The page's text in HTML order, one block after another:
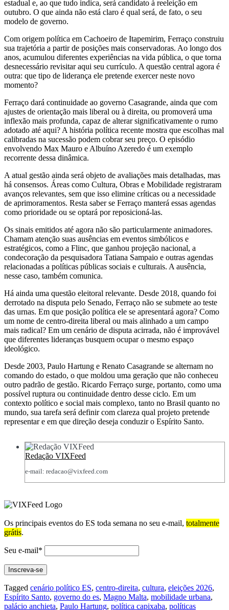
estadual e, ao que tudo indica, será candidato à reeleição em
outubro. O que ainda não está claro é qual será, de fato, o seu
modelo de governo.
Com origem política em Cachoeiro de Itapemirim, Ferraço construiu
sua trajetória a partir de posições mais conservadoras. Ao longo dos
anos, acumulou diferentes experiências na vida pública, o que torna
desnecessário revisitar aqui seu currículo. A questão central agora é
outra: que tipo de liderança ele pretende exercer neste novo
momento?
Ferraço dará continuidade ao governo Casagrande, ainda que com
ajustes de orientação mais liberal ou à direita, ou promoverá uma
inflexão mais profunda, capaz de alterar significativamente o rumo
adotado até aqui? A história política recente mostra que escolhas mal
calibradas na sucessão podem cobrar seu preço. O episódio
envolvendo Max Mauro e Albuíno Azeredo é um exemplo
recorrente dessa dinâmica.
A atual gestão ainda será objeto de avaliações mais detalhadas, mas
há consensos. Áreas como Cultura, Obras e Mobilidade registraram
avanços relevantes, sem que isso elimine críticas ou a necessidade
de aprimoramentos. Resta saber se Ferraço manterá essas agendas
como prioridade ou se optará por reposicioná-las.
Os sinais emitidos até agora não são particularmente animadores.
Chamam atenção suas ausências em eventos simbólicos e
estratégicos, como a Flinc, que ganhou projeção nacional, a
condecoração da pesquisadora Tatiana Sampaio e outras agendas
relacionadas a políticas públicas sociais e culturais. A ausência,
nesse caso, também comunica.
Há ainda uma questão eleitoral relevante. Desde 2018, quando foi
derrotado na disputa pelo Senado, Ferraço não se submete ao teste
das urnas. Em que posição política ele se apresentará agora? Como
um nome de centro-direita liberal ou mais alinhado a um campo
mais radical? Em um cenário de disputa acirrada, não é improvável
que diferentes lideranças busquem ocupar o mesmo espaço
ideológico.
Desde 2003, Paulo Hartung e Renato Casagrande se alternam no
comando do estado, o que moldou uma geração que não conheceu
outro padrão de gestão. Ricardo Ferraço surge, portanto, como uma
possível ruptura ou continuidade dentro desse ciclo. Em um
contexto político e social mais complexo, tanto no Brasil quanto no
mundo, sua tarefa será definir com clareza qual projeto pretende
representar e em que direção deseja conduzir o Espírito Santo.
Redação VIXFeed
e-mail: redacao@vixfeed.com
Os principais eventos do ES toda semana no seu e-mail, totalmente
grátis.
Seu e-mail*
Tagged cenário político ES, centro-direita, cultura, eleições 2026,
Espírito Santo, governo do es, Magno Malta, mobilidade urbana,
palácio anchieta, Paulo Hartung, política capixaba, políticas